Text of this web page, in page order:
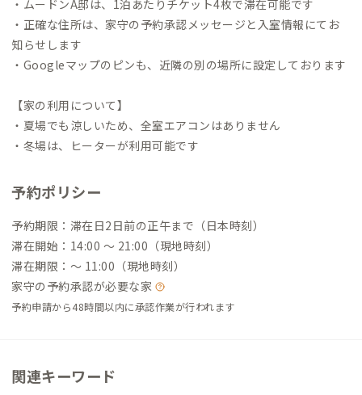
・ムードンA邸は、1泊あたりチケット4枚で滞在可能です
・正確な住所は、家守の予約承認メッセージと入室情報にてお
知らせします
・Googleマップのピンも、近隣の別の場所に設定しております
【家の利用について】
・夏場でも涼しいため、全室エアコンはありません
・冬場は、ヒーターが利用可能です
予約ポリシー
予約期限：滞在日2日前の正午まで（日本時刻）
滞在開始：14:00 〜 21:00（現地時刻）
滞在期限：〜 11:00（現地時刻）
家守の予約承認が必要な家
予約申請から48時間以内に承認作業が行われます
関連キーワード